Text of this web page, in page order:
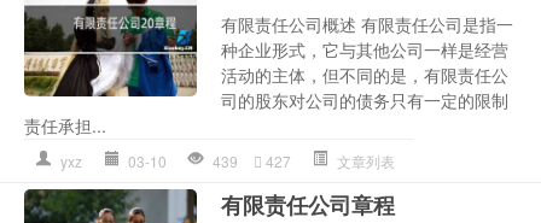
有限责任公司概述 有限责任公司是指一
种企业形式，它与其他公司一样是经营
活动的主体，但不同的是，有限责任公
司的股东对公司的债务只有一定的限制
责任承担...
yxz 03-10 439 427 文章列表
有限责任公司章程